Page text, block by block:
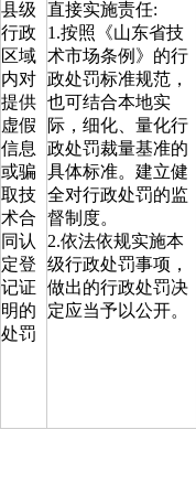
县级
行政
区域
内对
提供
虚假
信息
或骗
取技
术合
同认
定登
记证
明的
处罚
直接实施责任:
1.按照《山东省技
术市场条例》的行
政处罚标准规范，
也可结合本地实
际，细化、量化行
政处罚裁量基准的
具体标准。建立健
全对行政处罚的监
督制度。
2.依法依规实施本
级行政处罚事项，
做出的行政处罚决
定应当予以公开。